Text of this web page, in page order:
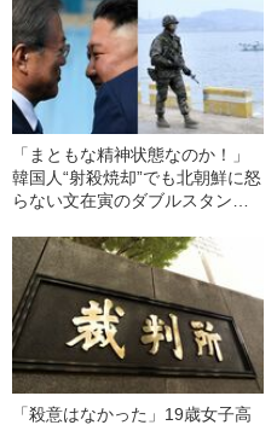
「まともな精神状態なのか！」
韓国人“射殺焼却”でも北朝鮮に怒
らない文在寅のダブルスタンダ
「殺意はなかった」19歳女子高